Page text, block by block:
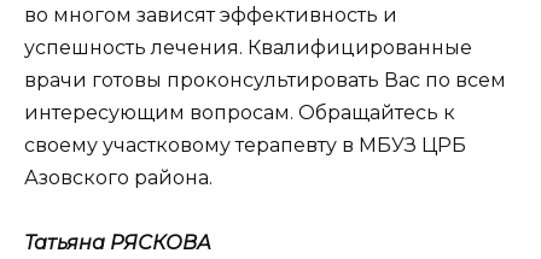
во многом зависят эффективность и
успешность лечения. Квалифицированные
врачи готовы проконсультировать Вас по всем
интересующим вопросам. Обращайтесь к
своему участковому терапевту в МБУЗ ЦРБ
Азовского района.
Татьяна РЯСКОВА